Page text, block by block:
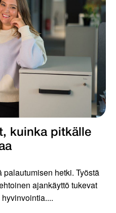
kuinka pitkälle
hetki. Työstä
ajankäyttö tukevat